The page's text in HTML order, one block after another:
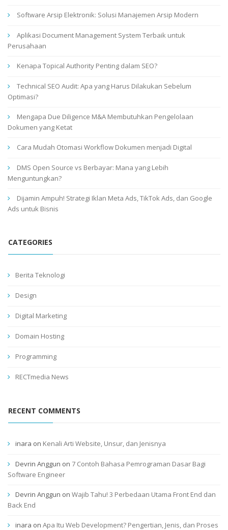
Software Arsip Elektronik: Solusi Manajemen Arsip Modern
Aplikasi Document Management System Terbaik untuk
Perusahaan
Kenapa Topical Authority Penting dalam SEO?
Technical SEO Audit: Apa yang Harus Dilakukan Sebelum
Optimasi?
Mengapa Due Diligence M&A Membutuhkan Pengelolaan
Dokumen yang Ketat
Cara Mudah Otomasi Workflow Dokumen menjadi Digital
DMS Open Source vs Berbayar: Mana yang Lebih
Menguntungkan?
Dijamin Ampuh! Strategi Iklan Meta Ads, TikTok Ads, dan Google
Ads untuk Bisnis
CATEGORIES
Berita Teknologi
Design
Digital Marketing
Domain Hosting
Programming
RECTmedia News
RECENT COMMENTS
inara on Kenali Arti Website, Unsur, dan Jenisnya
Devrin Anggun on 7 Contoh Bahasa Pemrograman Dasar Bagi
Software Engineer
Devrin Anggun on Wajib Tahu! 3 Perbedaan Utama Front End dan
Back End
inara on Apa Itu Web Development? Pengertian, Jenis, dan Proses